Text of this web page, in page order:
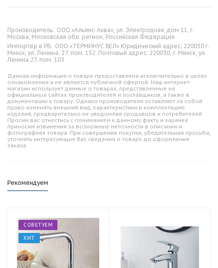
Производитель: ООО «Альянс-Аква», ул. Электродная, дом 11, г.
Москва, Московская обл. регион, Российская Федерация
Импортёр в РБ: ООО «ТЕРМИНУС БЕЛ» Юридический адрес: 220030 г.
Минск, ул. Ленина, 27, пом. 152. Почтовый адрес: 220030, г. Минск, ул.
Ленина 27, пом. 103
Данная информация о товаре предоставлена исключительно в целях
ознакомления и не является публичной офертой. Наш интернет-
магазин использует данные о товарах, представленные на
официальных сайтах производителей и поставщиков, а также в
документации к товару. Однако производители оставляют за собой
право изменять внешний вид, характеристики и комплектацию
изделий, предварительно не уведомляя продавцов и потребителей.
Просим вас отнестись с пониманием к данному факту и заранее
приносим извинения за возможные неточности в описании и
фотографиях товара. При совершении покупки, убедительная просьба,
уточнять интересующие Вас сведения о товаре до оформления
заказа.
Рекомендуем
СОВЕТУЕМ
ХИТ